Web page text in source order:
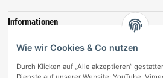
Informationen
Zahlungsmöglichkeiten
Wie wir Cookies & Co nutzen
Durch Klicken auf „Alle akzeptieren“